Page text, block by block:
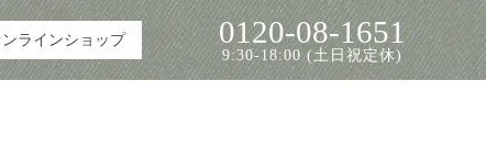
ンラインショップ 0120-08-1651
9:30-18:00 (土日祝定休)